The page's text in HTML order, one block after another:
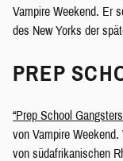
Vampire Weekend. Er
des New Yorks der
PREP
“Prep School
von Vampire
von südafrikanischen